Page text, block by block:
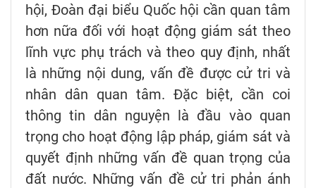
hội, Đoàn đại biểu Quốc hội cần quan tâm
hơn nữa đối với hoạt động giám sát theo
lĩnh vực phụ trách và theo quy định, nhất
là những nội dung, vấn đề được cử tri và
nhân dân quan tâm. Đặc biệt, cần coi
thông tin dân nguyện là đầu vào quan
trọng cho hoạt động lập pháp, giám sát và
quyết định những vấn đề quan trọng của
đất nước. Những vấn đề cử tri phản ánh